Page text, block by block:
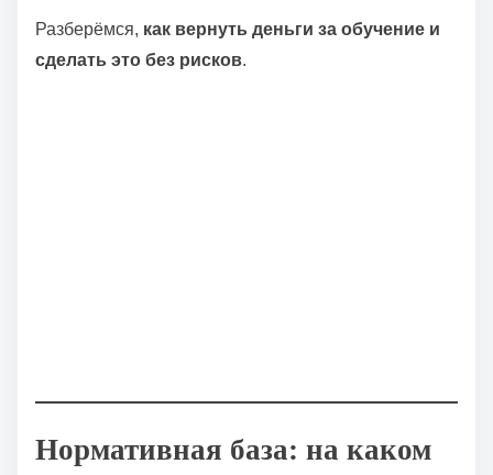
Разберёмся, как вернуть деньги за обучение и
сделать это без рисков.
Нормативная база: на каком